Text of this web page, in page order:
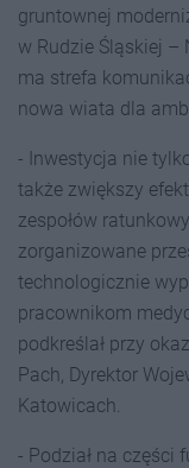
gruntownej
w Rudzie Śląskiej –
ma strefa
nowa wiata dla
- Inwestycja nie
także zwiększy
zespołów
zorganizowane
technologicznie
pracownikom
podkreślał przy
Pach, Dyrektor
Katowicach.
- Podział na części